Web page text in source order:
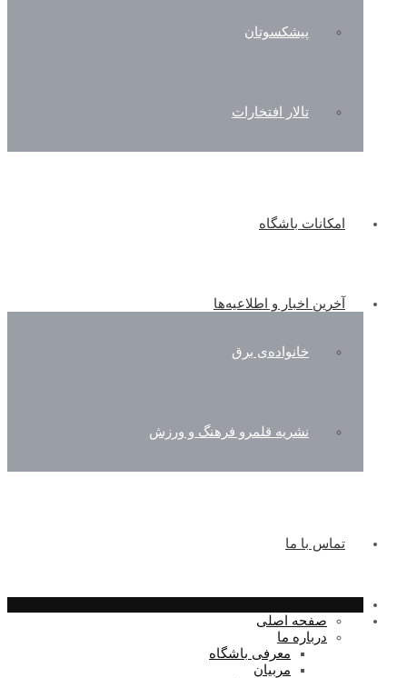
پیشکسوتان
تالار افتخارات
امکانات باشگاه
آخرین اخبار و اطلاعیه‌ها
خانواده‌ی برق
نشریه قلمرو فرهنگ و ورزش
تماس با ما
صفحه اصلی
درباره ما
معرفی باشگاه
مربیان